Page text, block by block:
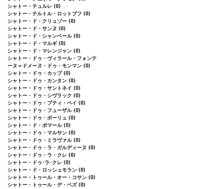
シャトー・テュルレ (0)
シャトー・テルトル・ロットブフ (0)
シャトー・ド・クリュゾー (0)
シャトー・ド・サンヌ (0)
シャトー・ド・シャンベール (0)
シャトー・ド・マルギ (0)
シャトー・ド・マレンジャン (0)
シャトー・ドゥ・ヴィラール・フォンテ
ーヌ＝ドメーヌ・ドゥ・モンマン (0)
シャトー・ドゥ・カップ (0)
シャトー・ドゥ・カンタン (0)
シャトー・ドゥ・サントネイ (0)
シャトー・ドゥ・シヴラック (0)
シャトー・ドゥ・プティ・ペイ (0)
シャトー・ドゥ・フューザル (0)
シャトー・ドゥ・ボーリュ (0)
シャトー・ド・ポマール (0)
シャトー・ドゥ・マルサン (0)
シャトー・ドゥ・ミラヴァル (0)
シャトー・ドゥ・ラ・ガルディーヌ (0)
シャトー・ドゥ・ラ・クレ (0)
シャトー・ドゥ･ラ･クレ (0)
シャトー・ド・ロッシュモラン (0)
シャトー・トゥール・オー・コサン (0)
シャトー・トゥール・デ・ペズ (0)